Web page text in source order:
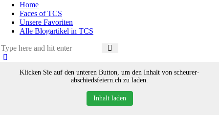
Home
Faces of TCS
Unsere Favoriten
Alle Blogartikel in TCS
Klicken Sie auf den unteren Button, um den Inhalt von scheurer-
abschiedsfeiern.ch zu laden.
Inhalt laden